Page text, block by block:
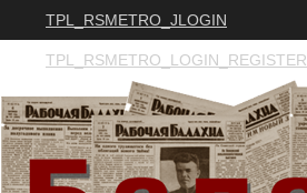
TPL_RSMETRO_JLOGIN
TPL_RSMETRO_LOGIN_REGISTER